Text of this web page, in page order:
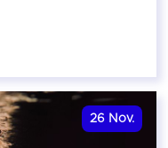
26 Nov.